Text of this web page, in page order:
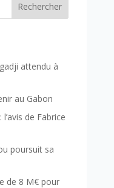
Rechercher
attendu à
au Gabon
de Fabrice
poursuit sa
de 8 M€ pour